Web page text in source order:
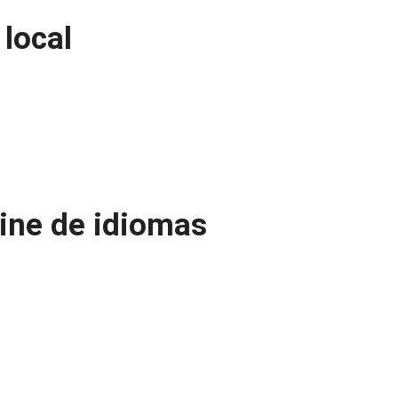
de idiomas